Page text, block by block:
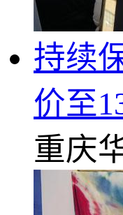
持续
价至
重庆